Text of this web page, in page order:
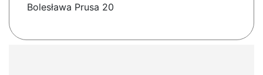
Bolesława Prusa 20